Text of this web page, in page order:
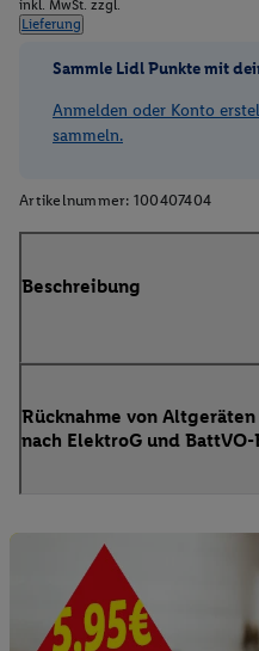
inkl. MwSt. zzgl.
Lieferung
Sammle Lidl Punkte mit
Anmelden oder Konto
sammeln.
Artikelnummer: 100407404
Beschreibung
Rücknahme von
nach ElektroG und